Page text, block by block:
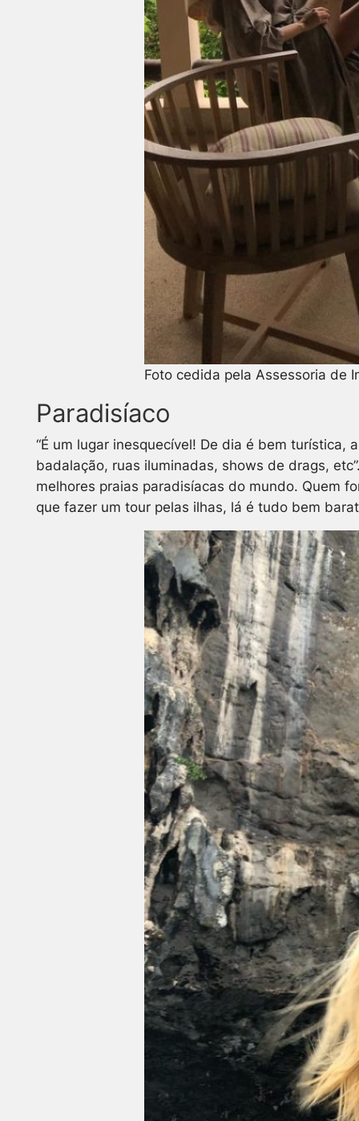
Foto cedida pela Assessoria de
Paradisíaco
“É um lugar inesquecível! De dia é bem turística,
badalação, ruas iluminadas, shows de drags,
melhores praias paradisíacas do mundo. Quem
que fazer um tour pelas ilhas, lá é tudo bem